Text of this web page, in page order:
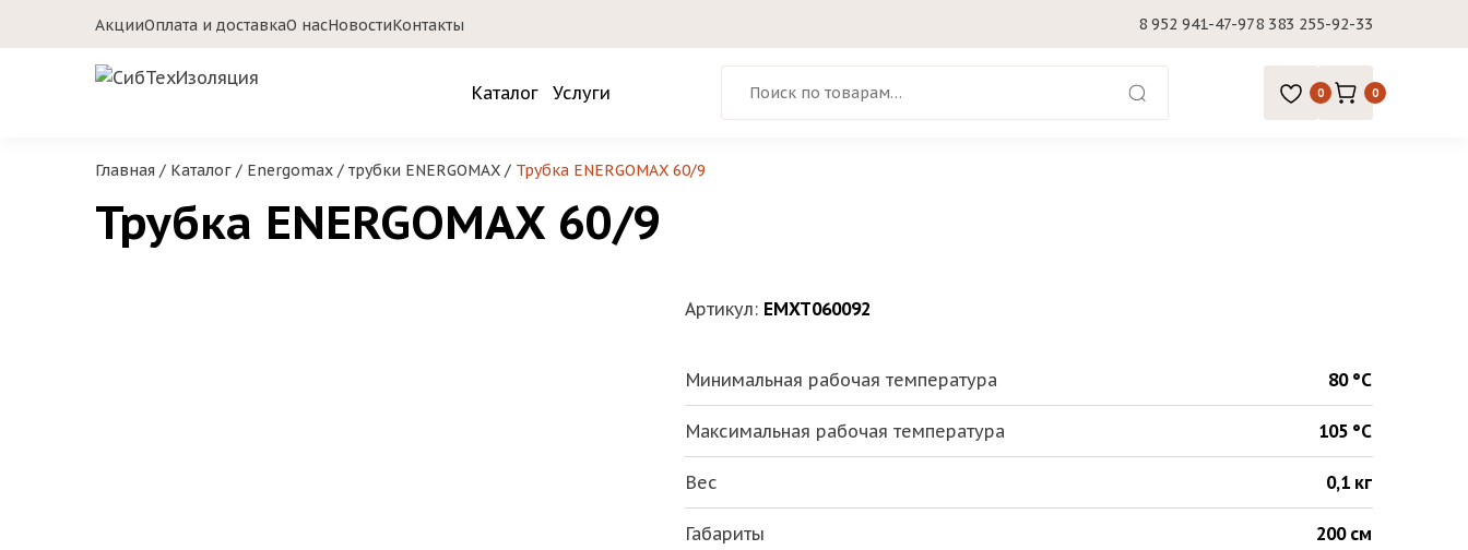
АкцииОплата и доставкаО насНовостиКонтакты 8 952 941-47-978 383 255-92-33
Каталог Услуги 0 0
Главная / Каталог / Energomax / трубки ENERGOMAX / Трубка ENERGOMAX 60/9
Трубка ENERGOMAX 60/9
Артикул: EMXT060092
Минимальная рабочая температура 80 °С
Максимальная рабочая температура 105 °С
Вес 0,1 кг
Габариты 200 см